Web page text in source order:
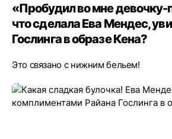
«Пробудил во мне девочку-
что сделала Ева Мендес,
Гослинга в образе Кена?
Это связано с нижним бельем!